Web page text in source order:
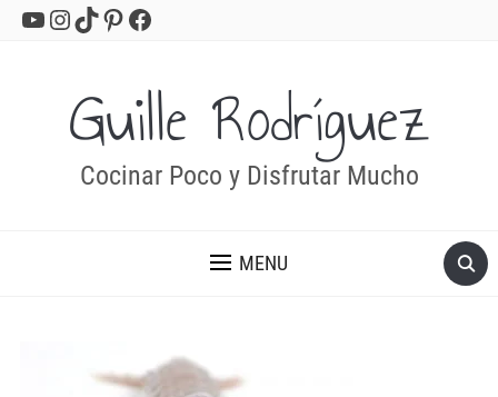
YouTube
Instagram
TikTok
Pinterest
Facebook
Guille Rodríguez
Cocinar Poco y Disfrutar Mucho
MENU